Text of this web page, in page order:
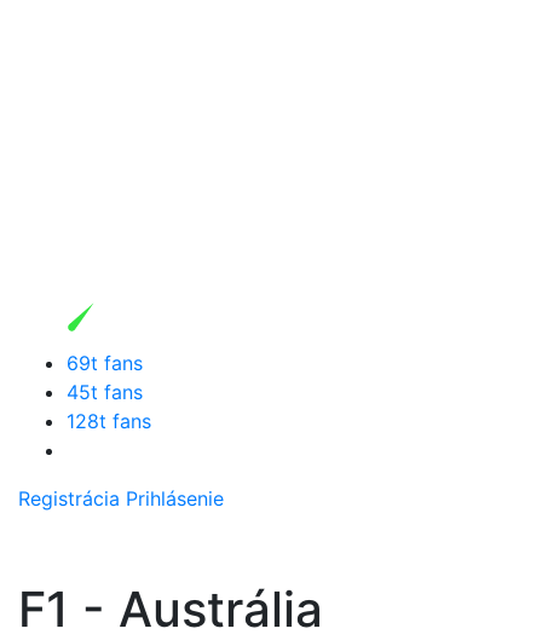
69t fans
45t fans
128t fans
Registrácia Prihlásenie
F1 - Austrália